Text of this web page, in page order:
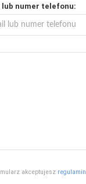
lub numer telefonu:
akceptujesz regulamin